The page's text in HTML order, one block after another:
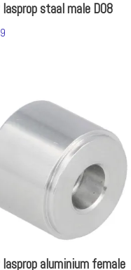
lasprop staal male D08
lasprop aluminium female